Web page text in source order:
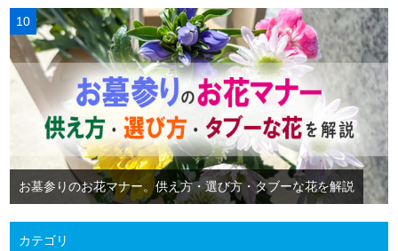
お墓参りのお花マナー。供え方・選び方・タブーな花を解説
カテゴリ